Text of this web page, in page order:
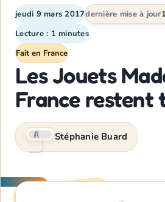
jeudi 9 mars 2017dernière mise à jour
Lecture : 1 minutes
Fait en France
Les Jouets
France restent
Stéphanie Buard